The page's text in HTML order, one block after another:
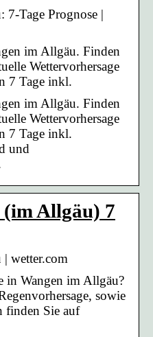
7-Tage Prognose |
im Allgäu. Finden
Wettervorhersage
7 Tage inkl.
im Allgäu. Finden
Wettervorhersage
7 Tage inkl.
und
(im Allgäu) 7
wetter.com
in Wangen im Allgäu?
sowie
finden Sie auf